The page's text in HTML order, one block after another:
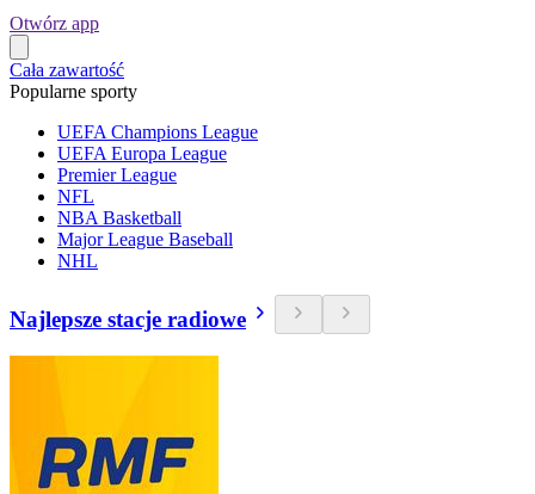
Otwórz app
Cała zawartość
Popularne sporty
UEFA Champions League
UEFA Europa League
Premier League
NFL
NBA Basketball
Major League Baseball
NHL
Najlepsze stacje radiowe